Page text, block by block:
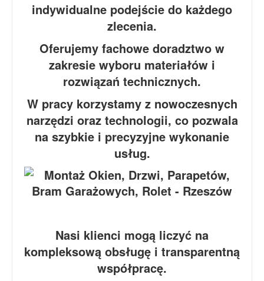
indywidualne podejście do każdego
zlecenia.
Oferujemy fachowe doradztwo w
zakresie wyboru materiałów i
rozwiązań technicznych.
W pracy korzystamy z nowoczesnych
narzędzi oraz technologii, co pozwala
na szybkie i precyzyjne wykonanie
usług.
Nasi klienci mogą liczyć na
kompleksową obsługę i transparentną
współpracę.